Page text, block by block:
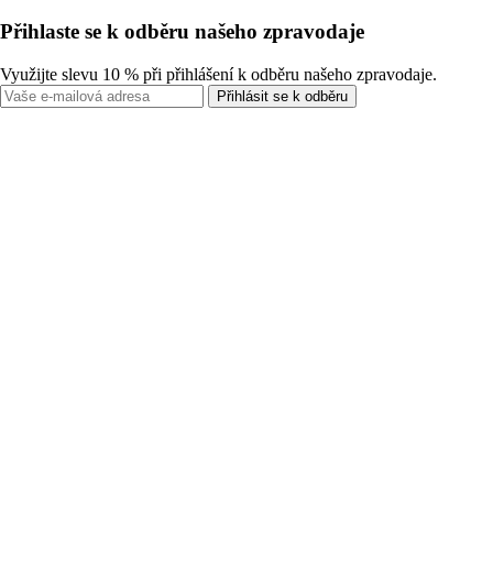
Přihlaste se k odběru našeho zpravodaje
Využijte slevu 10 % při přihlášení k odběru našeho zpravodaje.
Přihlásit se k odběru